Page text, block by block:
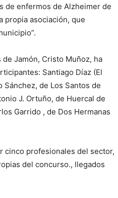
de enfermos de Alzheimer de
propia asociación, que
Jamón, Cristo Muñoz, ha
Santiago Díaz (El
de Los Santos de
J. Ortuño, de Huercal de
Garrido , de Dos Hermanas
cinco profesionales del sector,
del concurso., llegados